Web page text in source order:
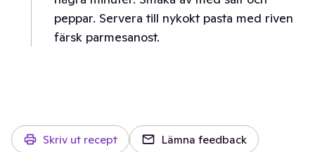
peppar. Servera till nykokt pasta med riven
färsk parmesanost.
Skriv ut recept Lämna feedback